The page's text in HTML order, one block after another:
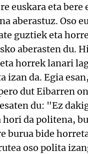
euskara eta bere
aberastuz. Oso
guztiek eta
aberasten du.
horrek lanari
izan da. Egia
dut Eibarren
du: "Ez
hori da politena,
burua bide
oso polita